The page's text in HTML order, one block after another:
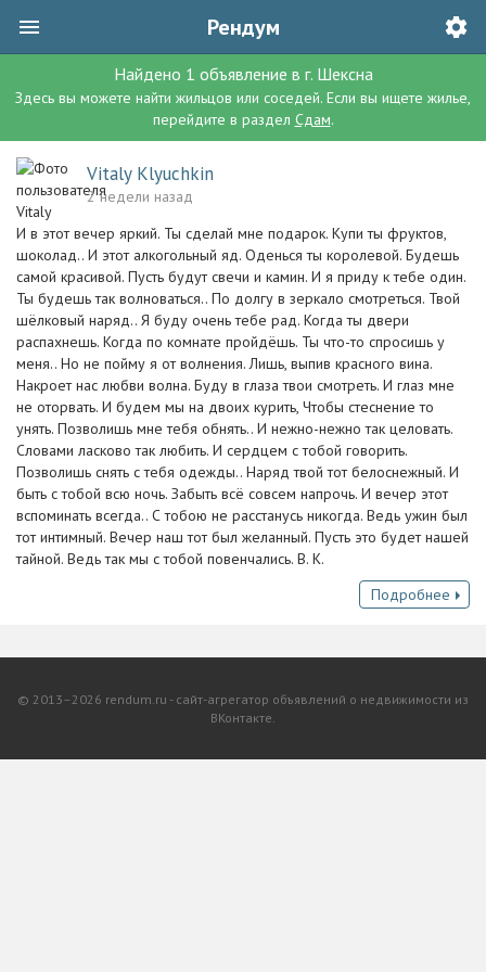
Рендум
Найдено 1 объявление в г. Шексна
Здесь вы можете найти жильцов или соседей. Если вы ищете жилье,
перейдите в раздел Сдам.
Vitaly Klyuchkin
2 недели назад
И в этот вечер яркий. Ты сделай мне подарок. Купи ты фруктов,
шоколад.. И этот алкогольный яд. Оденься ты королевой. Будешь
самой красивой. Пусть будут свечи и камин. И я приду к тебе один.
Ты будешь так волноваться.. По долгу в зеркало смотреться. Твой
шёлковый наряд.. Я буду очень тебе рад. Когда ты двери
распахнешь. Когда по комнате пройдёшь. Ты что-то спросишь у
меня.. Но не пойму я от волнения. Лишь, выпив красного вина.
Накроет нас любви волна. Буду в глаза твои смотреть. И глаз мне
не оторвать. И будем мы на двоих курить, Чтобы стеснение то
унять. Позволишь мне тебя обнять.. И нежно-нежно так целовать.
Словами ласково так любить. И сердцем с тобой говорить.
Позволишь снять с тебя одежды.. Наряд твой тот белоснежный. И
быть с тобой всю ночь. Забыть всё совсем напрочь. И вечер этот
вспоминать всегда.. С тобою не расстанусь никогда. Ведь ужин был
тот интимный. Вечер наш тот был желанный. Пусть это будет нашей
тайной. Ведь так мы с тобой повенчались. В. К.
Подробнее
© 2013–2026 rendum.ru - сайт-агрегатор объявлений о недвижимости из
ВКонтакте.